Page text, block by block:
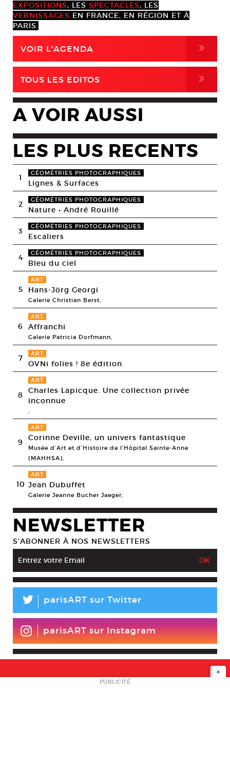
EXPOSITIONS, LES SPECTACLES, LES
VERNISSAGES EN FRANCE, EN RÉGION ET À
PARIS.
VOIR L'AGENDA ,
TOUS LES EDITOS ,
A VOIR AUSSI
LES PLUS RECENTS
1 GÉOMÉTRIES PHOTOGRAPHIQUES
Lignes & Surfaces
2 GÉOMÉTRIES PHOTOGRAPHIQUES
Nature • André Rouillé
3 GÉOMÉTRIES PHOTOGRAPHIQUES
Escaliers
4 GÉOMÉTRIES PHOTOGRAPHIQUES
Bleu du ciel
5
ART
Hans-Jörg Georgi
Galerie Christian Berst,
6
ART
Affranchi
Galerie Patricia Dorfmann,
7 ART
OVNi folies ! 8e édition
8
ART
Charles Lapicque. Une collection privée
inconnue
,
9
ART
Corinne Deville, un univers fantastique
Musée d’Art et d’Histoire de l’Hôpital Sainte-Anne
(MAHHSA),
10
ART
Jean Dubuffet
Galerie Jeanne Bucher Jaeger,
NEWSLETTER
S’ABONNER À NOS NEWSLETTERS
L parisART sur Twitter
parisART sur Instagram
NEWSLETTER
×
PUBLICITÉ